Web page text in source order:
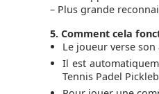
– Plus grande
5. Comment cela
Le joueur verse
Il est
Tennis Padel